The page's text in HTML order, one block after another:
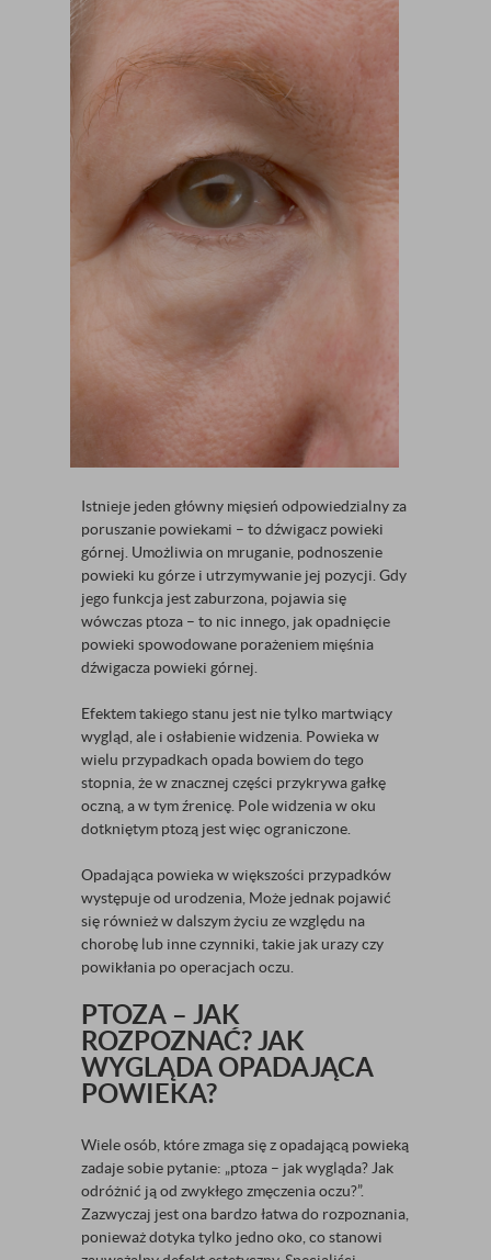
Istnieje jeden główny mięsień odpowiedzialny za
poruszanie powiekami – to dźwigacz powieki
górnej. Umożliwia on mruganie, podnoszenie
powieki ku górze i utrzymywanie jej pozycji. Gdy
jego funkcja jest zaburzona, pojawia się
wówczas ptoza – to nic innego, jak opadnięcie
powieki spowodowane porażeniem mięśnia
dźwigacza powieki górnej.
Efektem takiego stanu jest nie tylko martwiący
wygląd, ale i osłabienie widzenia. Powieka w
wielu przypadkach opada bowiem do tego
stopnia, że w znacznej części przykrywa gałkę
oczną, a w tym źrenicę. Pole widzenia w oku
dotkniętym ptozą jest więc ograniczone.
Opadająca powieka w większości przypadków
występuje od urodzenia, Może jednak pojawić
się również w dalszym życiu ze względu na
chorobę lub inne czynniki, takie jak urazy czy
powikłania po operacjach oczu.
PTOZA – JAK
ROZPOZNAĆ? JAK
WYGLĄDA OPADAJĄCA
POWIEKA?
Wiele osób, które zmaga się z opadającą powieką
zadaje sobie pytanie: „ptoza – jak wygląda? Jak
odróżnić ją od zwykłego zmęczenia oczu?”.
Zazwyczaj jest ona bardzo łatwa do rozpoznania,
ponieważ dotyka tylko jedno oko, co stanowi